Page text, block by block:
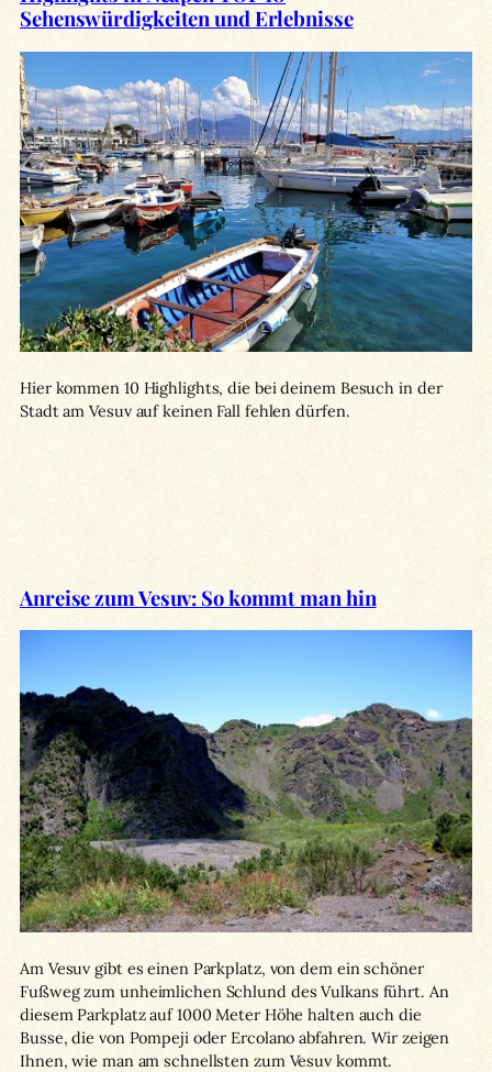
Sehenswürdigkeiten und Erlebnisse
Hier kommen 10 Highlights, die bei deinem Besuch in der
Stadt am Vesuv auf keinen Fall fehlen dürfen.
Anreise zum Vesuv: So kommt man hin
Am Vesuv gibt es einen Parkplatz, von dem ein schöner
Fußweg zum unheimlichen Schlund des Vulkans führt. An
diesem Parkplatz auf 1000 Meter Höhe halten auch die
Busse, die von Pompeji oder Ercolano abfahren. Wir zeigen
Ihnen, wie man am schnellsten zum Vesuv kommt.